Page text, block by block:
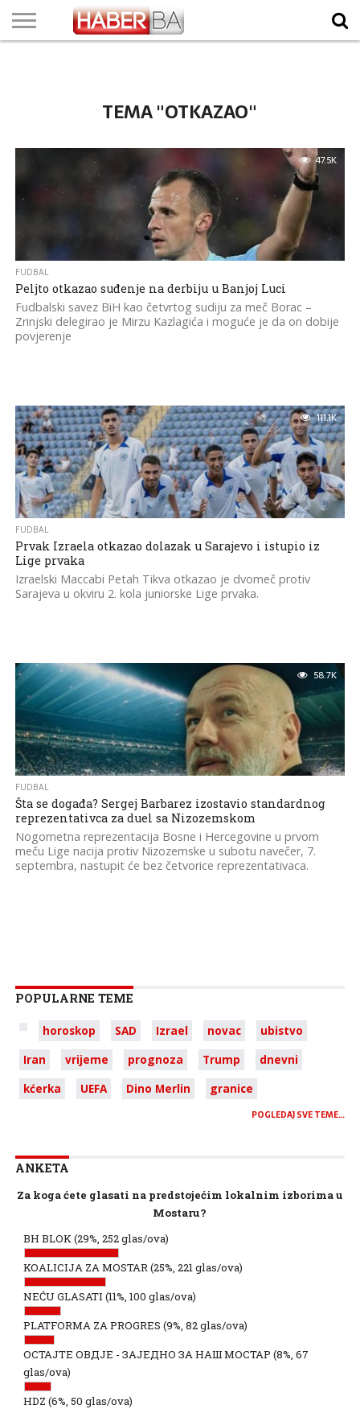
TEMA "OTKAZAO"
47.5K
FUDBAL
Peljto otkazao suđenje na derbiju u Banjoj Luci
Fudbalski savez BiH kao četvrtog sudiju za meč Borac –
Zrinjski delegirao je Mirzu Kazlagića i moguće je da on dobije
povjerenje
111.1K
FUDBAL
Prvak Izraela otkazao dolazak u Sarajevo i istupio iz
Lige prvaka
Izraelski Maccabi Petah Tikva otkazao je dvomeč protiv
Sarajeva u okviru 2. kola juniorske Lige prvaka.
58.7K
FUDBAL
Šta se događa? Sergej Barbarez izostavio standardnog
reprezentativca za duel sa Nizozemskom
Nogometna reprezentacija Bosne i Hercegovine u prvom
meču Lige nacija protiv Nizozemske u subotu navečer, 7.
septembra, nastupit će bez četvorice reprezentativaca.
POPULARNE TEME
horoskop SAD Izrael novac
ubistvo
Iran
vrijeme prognoza Trump
dnevni
kćerka
UEFA Dino Merlin granice
POGLEDAJ SVE TEME…
ANKETA
Za koga ćete glasati na predstojećim lokalnim izborima u
Mostaru?
BH BLOK(29%, 252 glas/ova)
KOALICIJA ZA MOSTAR(25%, 221 glas/ova)
NEĆU GLASATI (11%, 100 glas/ova)
PLATFORMA ZA PROGRES (9%, 82 glas/ova)
ОСТАЈТЕ ОВДЈЕ - ЗАЈЕДНО ЗА НАШ МОСТАР (8%, 67
glas/ova)
HDZ (6%, 50 glas/ova)